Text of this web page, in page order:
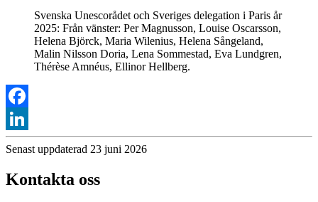
Svenska Unescorådet och Sveriges delegation i Paris år
2025: Från vänster: Per Magnusson, Louise Oscarsson,
Helena Björck, Maria Wilenius, Helena Sångeland,
Malin Nilsson Doria, Lena Sommestad, Eva Lundgren,
Thérèse Amnéus, Ellinor Hellberg.
Facebook
LinkedIn
Senast uppdaterad 23 juni 2026
Kontakta oss